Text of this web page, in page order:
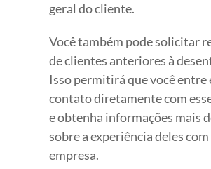
geral do cliente.
Você também pode solicitar
de clientes anteriores à
Isso permitirá que você entre
contato diretamente com
e obtenha informações mais
sobre a experiência deles com
empresa.